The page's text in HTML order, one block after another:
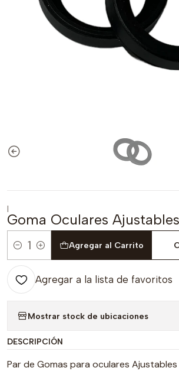
|
Goma Oculares Ajustables
Cantidad
Agregar al Carrito
Agregar a la lista de favoritos
Mostrar stock de ubicaciones
DESCRIPCIÓN
Par de Gomas para oculares